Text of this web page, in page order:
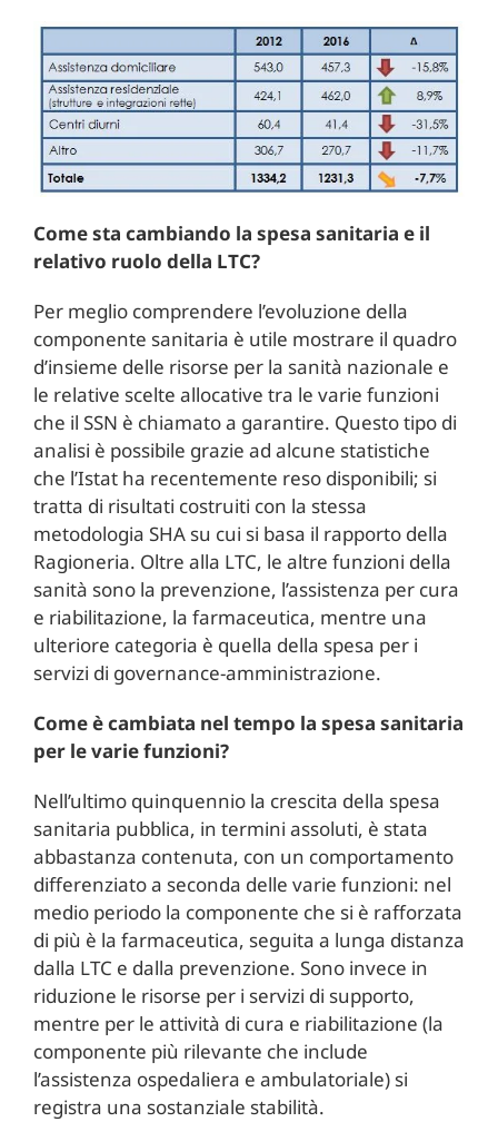
Come sta cambiando la spesa sanitaria e il
relativo ruolo della LTC?
Per meglio comprendere l’evoluzione della
componente sanitaria è utile mostrare il quadro
d’insieme delle risorse per la sanità nazionale e
le relative scelte allocative tra le varie funzioni
che il SSN è chiamato a garantire. Questo tipo di
analisi è possibile grazie ad alcune statistiche
che l’Istat ha recentemente reso disponibili; si
tratta di risultati costruiti con la stessa
metodologia SHA su cui si basa il rapporto della
Ragioneria. Oltre alla LTC, le altre funzioni della
sanità sono la prevenzione, l’assistenza per cura
e riabilitazione, la farmaceutica, mentre una
ulteriore categoria è quella della spesa per i
servizi di governance-amministrazione.
Come è cambiata nel tempo la spesa sanitaria
per le varie funzioni?
Nell’ultimo quinquennio la crescita della spesa
sanitaria pubblica, in termini assoluti, è stata
abbastanza contenuta, con un comportamento
differenziato a seconda delle varie funzioni: nel
medio periodo la componente che si è rafforzata
di più è la farmaceutica, seguita a lunga distanza
dalla LTC e dalla prevenzione. Sono invece in
riduzione le risorse per i servizi di supporto,
mentre per le attività di cura e riabilitazione (la
componente più rilevante che include
l’assistenza ospedaliera e ambulatoriale) si
registra una sostanziale stabilità.